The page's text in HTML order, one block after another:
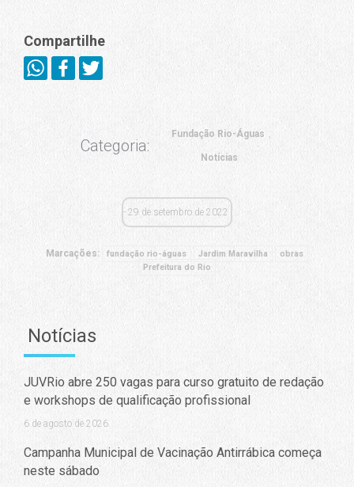
Compartilhe
Categoria:
Fundação Rio-Águas
Notícias
29 de setembro de 2022
Marcações: fundação rio-águas Jardim Maravilha
obras
Prefeitura do Rio
Notícias
JUVRio abre 250 vagas para curso gratuito de redação
e workshops de qualificação profissional
6 de agosto de 2026
Campanha Municipal de Vacinação Antirrábica começa
neste sábado